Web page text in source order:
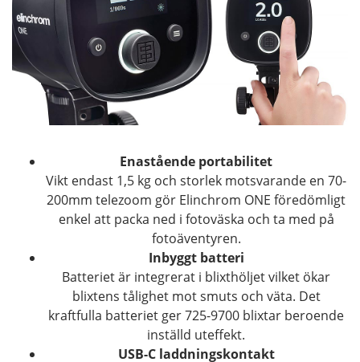
Enastående portabilitet
Vikt endast 1,5 kg och storlek motsvarande en 70-
200mm telezoom gör Elinchrom ONE föredömligt
enkel att packa ned i fotoväska och ta med på
fotoäventyren.
Inbyggt batteri
Batteriet är integrerat i blixthöljet vilket ökar
blixtens tålighet mot smuts och väta. Det
kraftfulla batteriet ger 725-9700 blixtar beroende
inställd uteffekt.
USB-C laddningskontakt